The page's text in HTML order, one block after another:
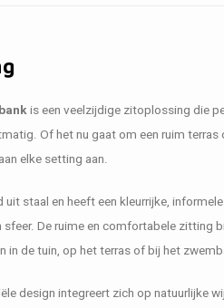
is een veelzijdige zitoplossing die
Of het nu gaat om een ruim
elke setting aan.
uit staal en heeft een kleurrijke,
sfeer. De ruime en comfortabele zitting
in de tuin, op het terras of bij het
design integreert zich op natuurlijke